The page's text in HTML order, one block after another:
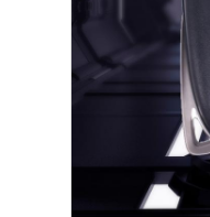
A propos de nous
Contrôle de la qualité